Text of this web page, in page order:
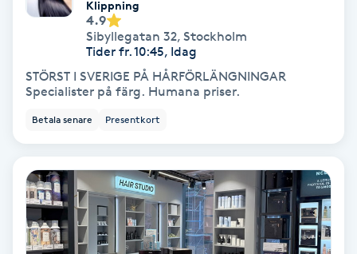
Fransrengöring
Frekvensterapi
Friskvård
Friskvårdsmassage
Frisör
Funktionsanalys
Klippning
4.9
Sibyllegatan 32, Stockholm
Tider fr. 10:45, Idag
STÖRST I SVERIGE PÅ HÅRFÖRLÄNGNINGAR
Specialister på färg. Humana priser.
Betala senare Presentkort